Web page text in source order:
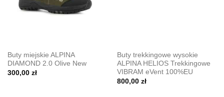
Buty miejskie ALPINA
DIAMOND 2.0 Olive New
300,00 zł
Buty trekkingowe wysokie
ALPINA HELIOS Trekkingowe
VIBRAM eVent 100%EU
800,00 zł